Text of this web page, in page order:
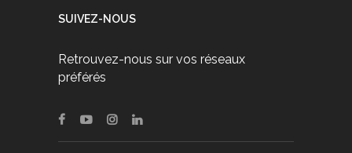
SUIVEZ-NOUS
Retrouvez-nous sur vos réseaux
préférés